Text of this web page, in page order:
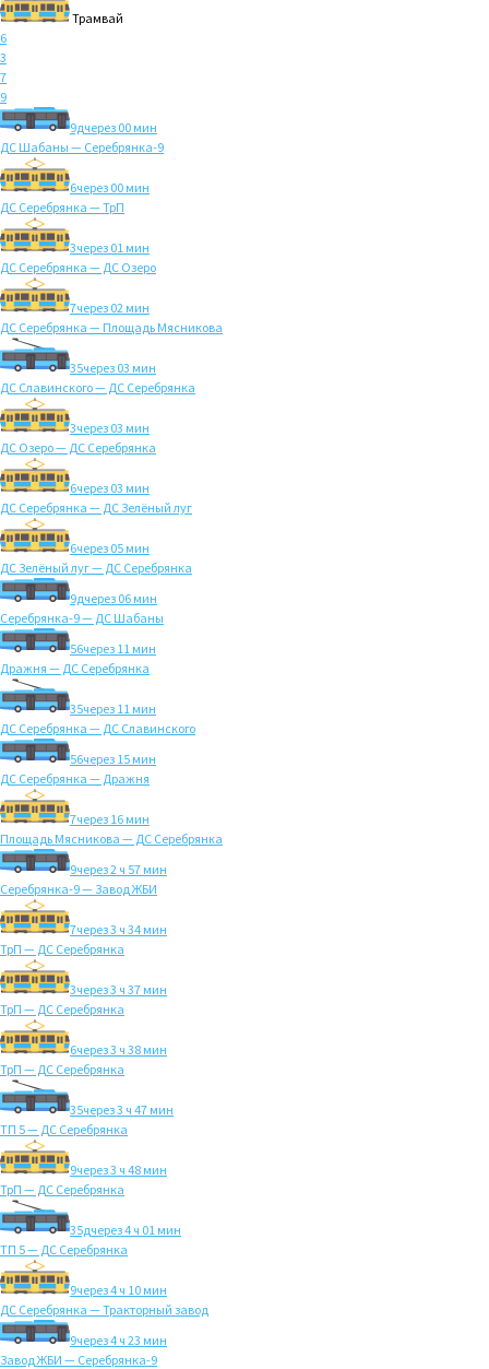
Трамвай
6
3
7
9
9дчерез 00 мин
ДС Шабаны — Серебрянка-9
6через 00 мин
ДС Серебрянка — ТрП
3через 01 мин
ДС Серебрянка — ДС Озеро
7через 02 мин
ДС Серебрянка — Площадь Мясникова
35через 03 мин
ДС Славинского — ДС Серебрянка
3через 03 мин
ДС Озеро — ДС Серебрянка
6через 03 мин
ДС Серебрянка — ДС Зелёный луг
6через 05 мин
ДС Зелёный луг — ДС Серебрянка
9дчерез 06 мин
Серебрянка-9 — ДС Шабаны
56через 11 мин
Дражня — ДС Серебрянка
35через 11 мин
ДС Серебрянка — ДС Славинского
56через 15 мин
ДС Серебрянка — Дражня
7через 16 мин
Площадь Мясникова — ДС Серебрянка
9через 2 ч 57 мин
Серебрянка-9 — Завод ЖБИ
7через 3 ч 34 мин
ТрП — ДС Серебрянка
3через 3 ч 37 мин
ТрП — ДС Серебрянка
6через 3 ч 38 мин
ТрП — ДС Серебрянка
35через 3 ч 47 мин
ТП 5 — ДС Серебрянка
9через 3 ч 48 мин
ТрП — ДС Серебрянка
35дчерез 4 ч 01 мин
ТП 5 — ДС Серебрянка
9через 4 ч 10 мин
ДС Серебрянка — Тракторный завод
9через 4 ч 23 мин
Завод ЖБИ — Серебрянка-9